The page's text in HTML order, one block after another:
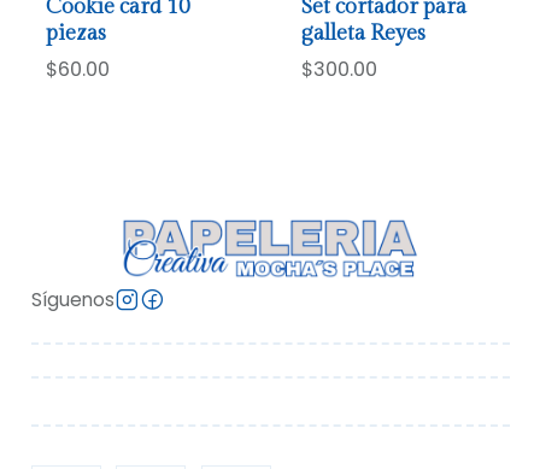
Cookie card 10
piezas
$60.00
Set cortador para
galleta Reyes
$300.00
Síguenos